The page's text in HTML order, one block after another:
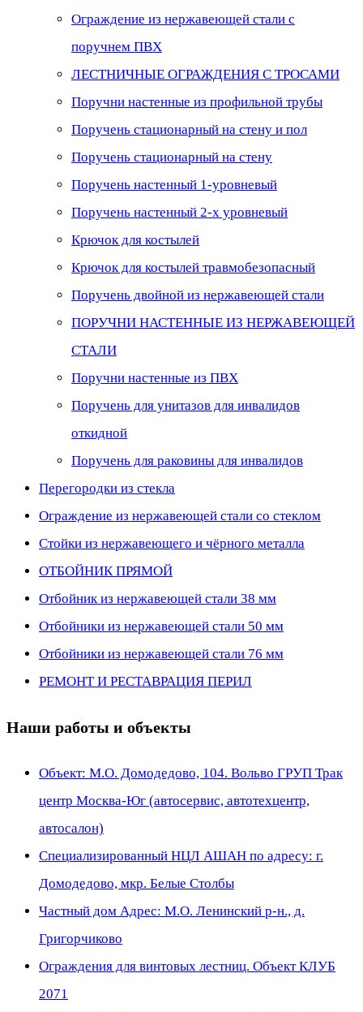
Ограждение из нержавеющей стали с
поручнем ПВХ
ЛЕСТНИЧНЫЕ ОГРАЖДЕНИЯ С ТРОСАМИ
Поручни настенные из профильной трубы
Поручень стационарный на стену и пол
Поручень стационарный на стену
Поручень настенный 1-уровневый
Поручень настенный 2-х уровневый
Крючок для костылей
Крючок для костылей травмобезопасный
Поручень двойной из нержавеющей стали
ПОРУЧНИ НАСТЕННЫЕ ИЗ НЕРЖАВЕЮЩЕЙ
СТАЛИ
Поручни настенные из ПВХ
Поручень для унитазов для инвалидов
откидной
Поручень для раковины для инвалидов
Перегородки из стекла
Ограждение из нержавеющей стали со стеклом
Стойки из нержавеющего и чёрного металла
ОТБОЙНИК ПРЯМОЙ
Отбойник из нержавеющей стали 38 мм
Отбойники из нержавеющей стали 50 мм
Отбойники из нержавеющей стали 76 мм
РЕМОНТ И РЕСТАВРАЦИЯ ПЕРИЛ
Наши работы и объекты
Объект: М.О. Домодедово, 104. Вольво ГРУП Трак
центр Москва-Юг (автосервис, автотехцентр,
автосалон)
Специализированный НЦЛ АШАН по адресу: г.
Домодедово, мкр. Белые Столбы
Частный дом Адрес: М.О. Ленинский р-н., д.
Григорчиково
Ограждения для винтовых лестниц. Объект КЛУБ
2071